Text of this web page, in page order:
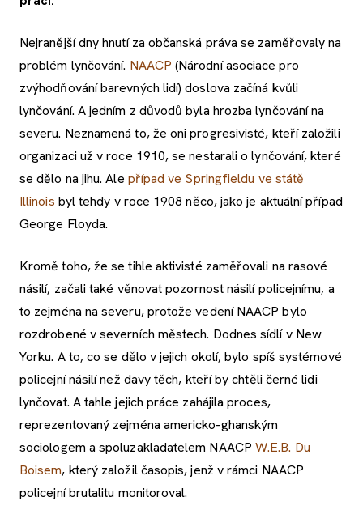
Nejranější dny hnutí za občanská práva se zaměřovaly na
problém lynčování. NAACP (Národní asociace pro
zvýhodňování barevných lidí) doslova začíná kvůli
lynčování. A jedním z důvodů byla hrozba lynčování na
severu. Neznamená to, že oni progresivisté, kteří založili
organizaci už v roce 1910, se nestarali o lynčování, které
se dělo na jihu. Ale případ ve Springfieldu ve státě
Illinois byl tehdy v roce 1908 něco, jako je aktuální případ
George Floyda.
Kromě toho, že se tihle aktivisté zaměřovali na rasové
násilí, začali také věnovat pozornost násilí policejnímu, a
to zejména na severu, protože vedení NAACP bylo
rozdrobené v severních městech. Dodnes sídlí v New
Yorku. A to, co se dělo v jejich okolí, bylo spíš systémové
policejní násilí než davy těch, kteří by chtěli černé lidi
lynčovat. A tahle jejich práce zahájila proces,
reprezentovaný zejména americko-ghanským
sociologem a spoluzakladatelem NAACP W.E.B. Du
Boisem, který založil časopis, jenž v rámci NAACP
policejní brutalitu monitoroval.